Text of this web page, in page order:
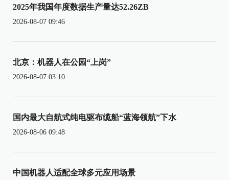
2025年我国年度数据生产量达52.26ZB
2026-08-07 09:46
北京：机器人在公园“上岗”
2026-08-07 03:10
国内最大自航式纯电驱布缆船“蓝海领航”下水
2026-08-06 09:48
中国机器人适配全球多元应用场景